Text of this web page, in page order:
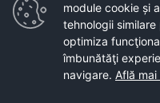
28.01.2025
Proces verbal
concurs
module cookie și
tehnologii similare
optimiza
îmbunătăţi
navigare. Află mai